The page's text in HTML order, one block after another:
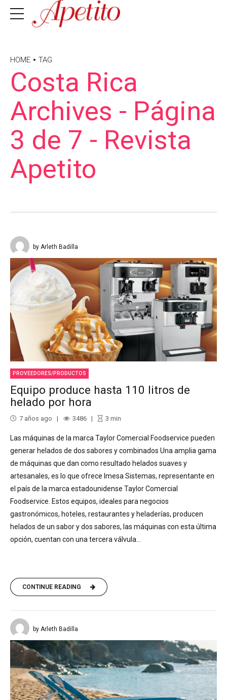
HOME TAG
Costa Rica
Archives - Página
3 de 7 - Revista
Apetito
by Arleth Badilla
PROVEEDORES/PRODUCTOS
Equipo produce hasta 110 litros de
helado por hora
7 años ago 3486 3 min
Las máquinas de la marca Taylor Comercial Foodservice pueden
generar helados de dos sabores y combinados Una amplia gama
de máquinas que dan como resultado helados suaves y
artesanales, es lo que ofrece Imesa Sistemas, representante en
el país de la marca estadounidense Taylor Comercial
Foodservice. Estos equipos, ideales para negocios
gastronómicos, hoteles, restaurantes y heladerías, producen
helados de un sabor y dos sabores, las máquinas con esta última
opción, cuentan con una tercera válvula...
CONTINUE READING
by Arleth Badilla